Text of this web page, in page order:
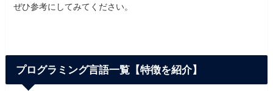
ぜひ参考にしてみてください。
プログラミング言語一覧【特徴を紹介】